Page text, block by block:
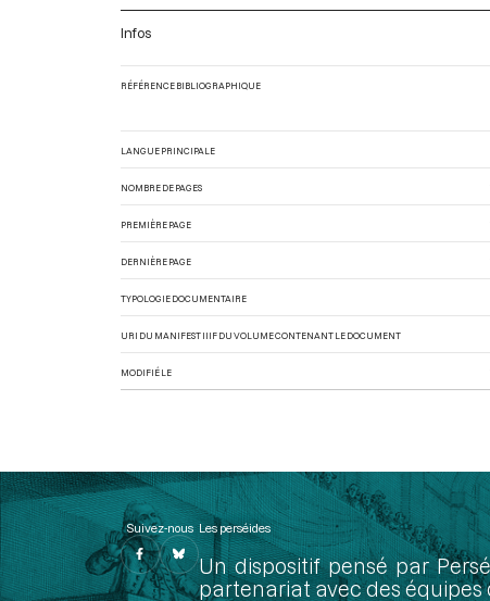
Infos
RÉFÉRENCE BIBLIOGRAPHIQUE
LANGUE PRINCIPALE
NOMBRE DE PAGES
PREMIÈRE PAGE
DERNIÈRE PAGE
TYPOLOGIE DOCUMENTAIRE
URI DU MANIFEST IIIF DU VOLUME CONTENANT LE DOCUMENT
MODIFIÉ LE
Suivez-nous Les perséides
Un dispositif pensé par
partenariat avec des